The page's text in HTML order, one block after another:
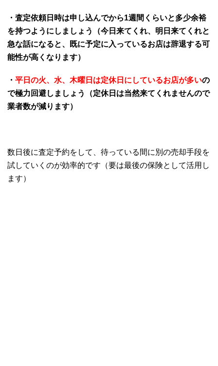
・査定依頼日時は申し込んでから1週間くらいと多少余裕
を持つようにしましょう（今日来てくれ、明日来てくれと
急な話になると、既に予定に入っているお店は辞退する可
能性が高くなります）
・ 平日の火、水、 木曜日は定休日にしているお店が多いの
で極力回避しましょう（定休日は当然来てくれませんので
業者数が減ります）
数日後に査定予約をして、待っている間に別の売却手段を
試していくのが効率的です（要は最後の保険として活用し
ます）